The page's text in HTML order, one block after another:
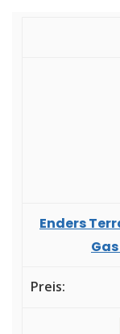
Enders